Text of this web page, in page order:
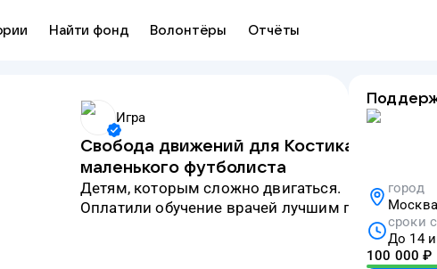
Найти фонд Волонтёры Отчёты
Игра
Свобода движений для Костика —
маленького футболиста
детям, которым сложно двигаться.
Оплатили обучение врачей лучшим практикам.
город
Москва
сроки
До 14
100 000 ₽